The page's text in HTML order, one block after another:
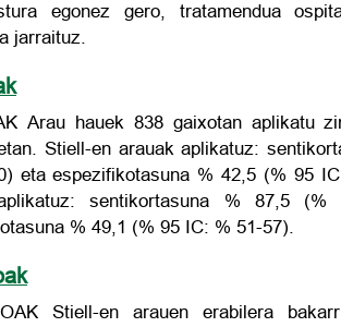
egonez gero, tratamendua
jarraituz.
Arau hauek 838 gaixotan aplikatu
Stiell-en arauak aplikatuz:
eta espezifikotasuna % 42,5 (% 95
sentikortasuna % 87,5
% 49,1 (% 95 IC: % 51-57).
Stiell-en arauen erabilera